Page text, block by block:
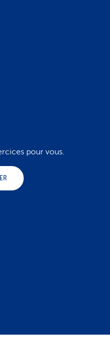
pour vous.